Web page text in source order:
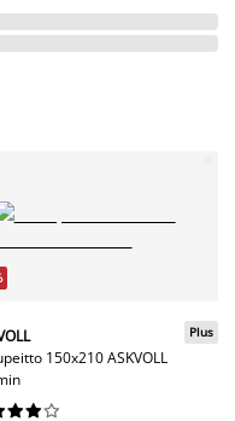
150x210 ASKVOLL
Plus



